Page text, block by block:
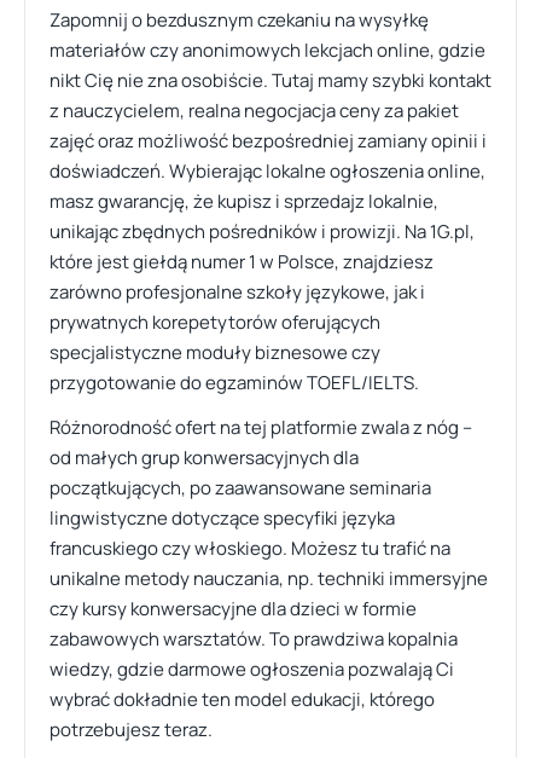
Zapomnij o bezdusznym czekaniu na wysyłkę
materiałów czy anonimowych lekcjach online, gdzie
nikt Cię nie zna osobiście. Tutaj mamy szybki kontakt
z nauczycielem, realna negocjacja ceny za pakiet
zajęć oraz możliwość bezpośredniej zamiany opinii i
doświadczeń. Wybierając lokalne ogłoszenia online,
masz gwarancję, że kupisz i sprzedajz lokalnie,
unikając zbędnych pośredników i prowizji. Na 1G.pl,
które jest giełdą numer 1 w Polsce, znajdziesz
zarówno profesjonalne szkoły językowe, jak i
prywatnych korepetytorów oferujących
specjalistyczne moduły biznesowe czy
przygotowanie do egzaminów TOEFL/IELTS.
Różnorodność ofert na tej platformie zwala z nóg –
od małych grup konwersacyjnych dla
początkujących, po zaawansowane seminaria
lingwistyczne dotyczące specyfiki języka
francuskiego czy włoskiego. Możesz tu trafić na
unikalne metody nauczania, np. techniki immersyjne
czy kursy konwersacyjne dla dzieci w formie
zabawowych warsztatów. To prawdziwa kopalnia
wiedzy, gdzie darmowe ogłoszenia pozwalają Ci
wybrać dokładnie ten model edukacji, którego
potrzebujesz teraz.